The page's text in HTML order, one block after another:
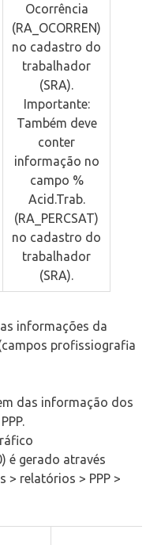
Ocorrência
(RA_OCORREN)
no cadastro do
trabalhador
(SRA).
Importante:
Também deve
conter
informação no
campo %
Acid.Trab.
(RA_PERCSAT)
no cadastro do
trabalhador
(SRA).
informações da
profissiografia
das informação dos
é gerado através
> relatórios > PPP >